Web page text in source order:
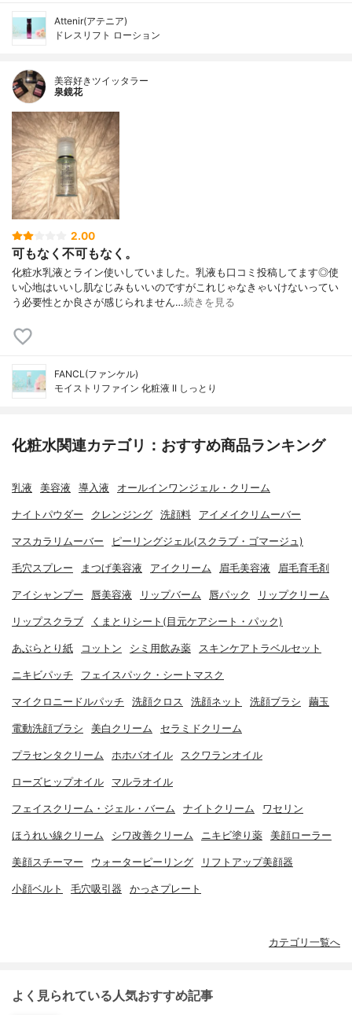
Attenir(アテニア)
ドレスリフト ローション
美容好きツイッタラー
泉鏡花
2.00
可もなく不可もなく。
化粧水乳液とライン使いしていました。乳液も口コミ投稿してます◎使
い心地はいいし肌なじみもいいのですがこれじゃなきゃいけないってい
う必要性とか良さが感じられません…続きを見る
FANCL(ファンケル)
モイストリファイン 化粧液 II しっとり
化粧水関連カテゴリ：おすすめ商品ランキング
乳液 美容液 導入液 オールインワンジェル・クリーム
ナイトパウダー クレンジング 洗顔料 アイメイクリムーバー
マスカラリムーバー ピーリングジェル(スクラブ・ゴマージュ)
毛穴スプレー まつげ美容液 アイクリーム 眉毛美容液 眉毛育毛剤
アイシャンプー 唇美容液 リップバーム 唇パック リップクリーム
リップスクラブ くまとりシート(目元ケアシート・パック)
あぶらとり紙 コットン シミ用飲み薬 スキンケアトラベルセット
ニキビパッチ フェイスパック・シートマスク
マイクロニードルパッチ 洗顔クロス 洗顔ネット 洗顔ブラシ 繭玉
電動洗顔ブラシ 美白クリーム セラミドクリーム
プラセンタクリーム ホホバオイル スクワランオイル
ローズヒップオイル マルラオイル
フェイスクリーム・ジェル・バーム ナイトクリーム ワセリン
ほうれい線クリーム シワ改善クリーム ニキビ塗り薬 美顔ローラー
美顔スチーマー ウォーターピーリング リフトアップ美顔器
小顔ベルト 毛穴吸引器 かっさプレート
カテゴリ一覧へ
よく見られている人気おすすめ記事